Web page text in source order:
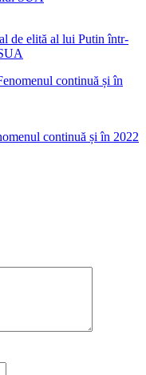
de elită al lui Putin într-
continuă și în 2022